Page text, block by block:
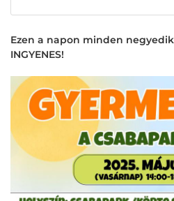
Ezen a napon minden negyedik
INGYENES!